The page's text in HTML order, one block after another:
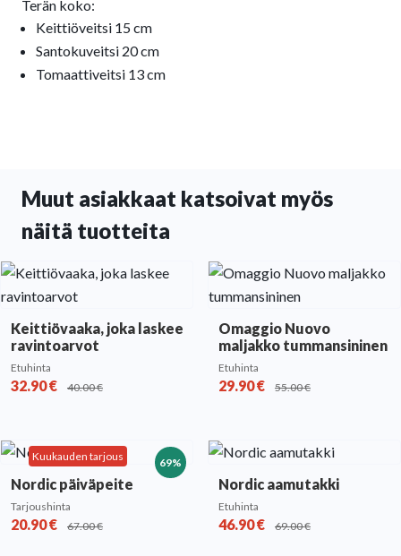
Terän koko:
Keittiöveitsi 15 cm
Santokuveitsi 20 cm
Tomaattiveitsi 13 cm
Muut asiakkaat katsoivat myös
näitä tuotteita
Keittiövaaka, joka laskee
ravintoarvot
Etuhinta
32.90€ 40.00€
Omaggio Nuovo
maljakko tummansininen
Etuhinta
29.90€ 55.00€
69%
Kuukauden tarjous
Nordic päiväpeite
Tarjoushinta
20.90€ 67.00€
Nordic aamutakki
Etuhinta
46.90€ 69.00€